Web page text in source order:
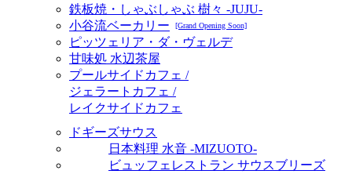
鉄板焼・しゃぶしゃぶ 樹々 -JUJU-
小谷流ベーカリー
[Grand Opening Soon]
ピッツェリア・ダ・ヴェルデ
甘味処 水辺茶屋
プールサイドカフェ /
ジェラートカフェ /
レイクサイドカフェ
ドギーズサウス
日本料理 水音 -MIZUOTO-
ビュッフェレストラン サウスブリーズ